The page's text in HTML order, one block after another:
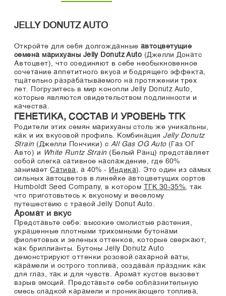
JELLY DONUTZ AUTO
Откройте для себя долгожданные автоцветущие
семена марихуаны Jelly Donutz Auto (Джелли Донатс
Автоцвет), что соединяют в себе необыкновенное
сочетание аппетитного вкуса и бодрящего эффекта,
тщательно разрабатываемого на протяжении трех
лет. Погрузитесь в мир конопли Jelly Donutz Auto,
которые являются свидетельством подлинности и
качества.
ГЕНЕТИКА, СОСТАВ И УРОВЕНЬ ТГК
Родители этих семян марихуаны столь же уникальны,
как и их вкусовой профиль. КомбинацияJelly Donutz
Strain(Джелли Пончики) с All Gas OG Auto(Газ ОГ
Авто) и
White Runtz Strain(Белый Ранц) представляет
собой слегка сативное наслаждение, где 60%
занимаетСатива, а 40% - Индика). Это один из самых
сильных автоцветов в линейке автоцветущих сортов
Humboldt Seed Company, в котором
ТГК 30-35%, так
что приготовьтесь к вкусному и веселому
путешествию с травой Jelly Donut Auto.
Аромат и вкус
Представьте себе: высокие смолистые растения,
украшенные плотными трихомными бутонами
фиолетовых и зеленых оттенков, которые сверкают,
как бриллианты. Бутоны Jelly Donutz Auto
демонстрируют оттенки розовой сахарной ваты,
карамели и острого топлива, создавая праздник как
для глаз, так и для чувств. Аромат кустов вызовет
взрыв эмоций. Представьте себе соблазнительную
смесь сладкой карамели и проникающего топлива,